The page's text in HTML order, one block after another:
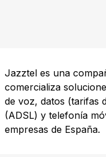
Jazztel es una
comercializa
de voz, datos (tarifas
(ADSL) y telefonía
empresas de España.